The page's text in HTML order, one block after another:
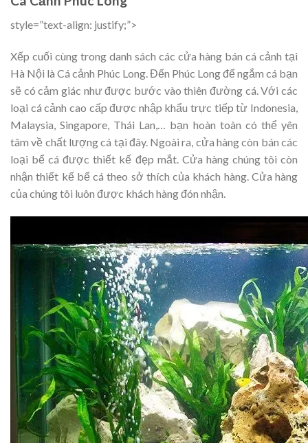
style=”text-align: justify;”>
Xếp cuối cùng trong danh sách các cửa hàng bán cá cảnh tại
Hà Nội là Cá cảnh Phúc Long. Đến Phúc Long để ngắm cá bạn
sẽ có cảm giác như được bước vào thiên đường cá. Với các
loại cá cảnh cao cấp được nhập khẩu trực tiếp từ Indonesia,
Malaysia, Singapore, Thái Lan,… bạn hoàn toàn có thể yên
tâm về chất lượng cá tại đây. Ngoài ra, cửa hàng còn bán các
loại bể cá được thiết kế đẹp mắt. Cửa hàng chúng tôi còn
nhận thiết kế bể cá theo sở thích của khách hàng. Cửa hàng
của chúng tôi luôn được khách hàng đón nhận.